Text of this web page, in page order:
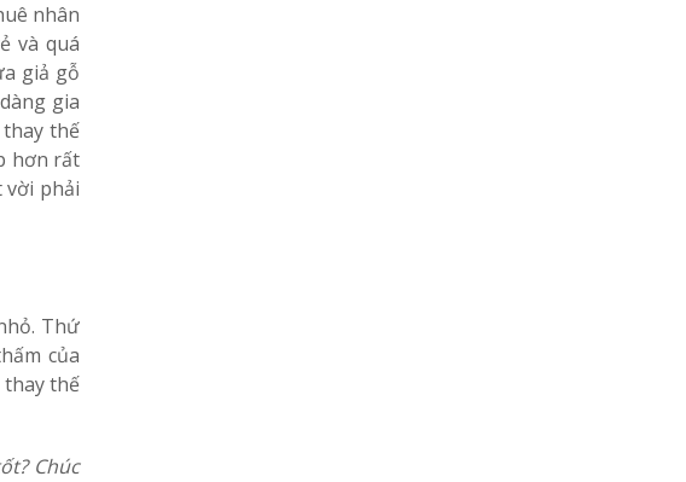
nhân
và quá
giả gỗ
gia
thế
hơn rất
vời phải
Thứ
của
thay thế
Chúc